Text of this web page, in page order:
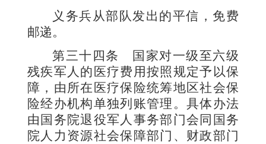
义务兵从部队发出的平信，免费
邮递。
第三十四条
国家对一级至六级
残疾军人的医疗费用按照规定予以保
障，由所在医疗保险统筹地区社会保
险经办机构单独列账管理。具体办法
由国务院退役军人事务部门会同国务
院人力资源社会保障部门、财政部门